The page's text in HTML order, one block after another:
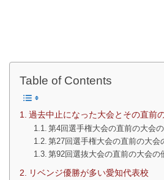
Table of Contents
過去中止になった大会とその直前
第4回選手権大会の直前の大会
第27回選手権大会の直前の大会
第92回選抜大会の直前の大会の
リベンジ優勝が多い愛知代表校